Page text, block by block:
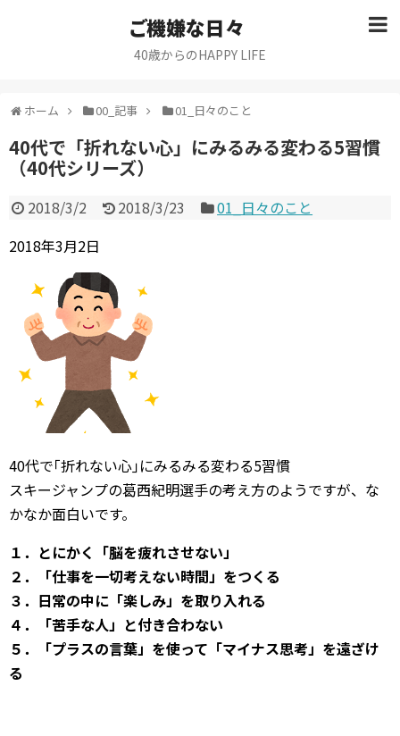
ご機嫌な日々
40歳からのHAPPY LIFE
ホーム 00_記事 01_日々のこと
40代で「折れない心」にみるみる変わる5習慣
（40代シリーズ）
2018/3/2 2018/3/23
01_日々のこと
2018年3月2日
40代で｢折れない心｣にみるみる変わる5習慣
スキージャンプの葛西紀明選手の考え方のようですが、な
かなか面白いです。
１．とにかく「脳を疲れさせない」
２．「仕事を一切考えない時間」をつくる
３．日常の中に「楽しみ」を取り入れる
４．「苦手な人」と付き合わない
５．「プラスの言葉」を使って「マイナス思考」を遠ざけ
る